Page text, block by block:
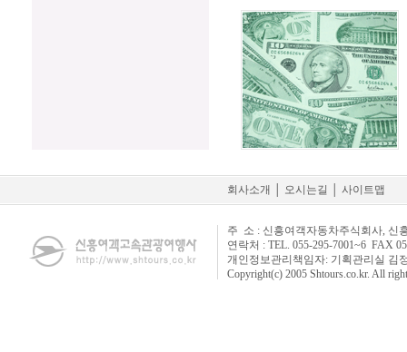
회사소개 오시는길 사이트맵
주 소 : 신흥여객자동차주식회사, 신
연락처 : TEL. 055-295-7001~6 FAX
개인정보관리책임자: 기획관리실 김
Copyright(c) 2005 Shtours.co.kr. All